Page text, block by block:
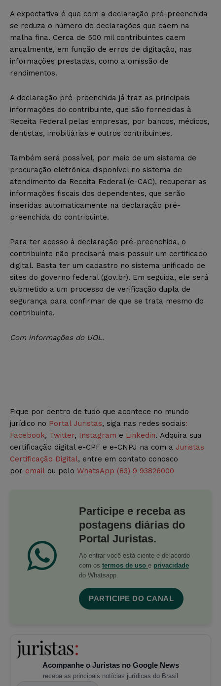
A expectativa é que com a declaração pré-preenchida
se reduza o número de declarações que caem na
malha fina. Cerca de 500 mil contribuintes caem
anualmente, em função de erros de digitação, nas
informações prestadas, como a omissão de
rendimentos.
A declaração pré-preenchida já traz as principais
informações do contribuinte, que são fornecidas à
Receita Federal pelas empresas, por bancos, médicos,
dentistas, imobiliárias e outros contribuintes.
Também será possível, por meio de um sistema de
procuração eletrônica disponível no sistema de
atendimento da Receita Federal (e-CAC), recuperar as
informações fiscais dos dependentes, que serão
inseridas automaticamente na declaração pré-
preenchida do contribuinte.
Para ter acesso à declaração pré-preenchida, o
contribuinte não precisará mais possuir um certificado
digital. Basta ter um cadastro no sistema unificado de
sites do governo federal (gov.br). Em seguida, ele será
submetido a um processo de verificação dupla de
segurança para confirmar de que se trata mesmo do
contribuinte.
Com informações do UOL.
Fique por dentro de tudo que acontece no mundo
jurídico no Portal Juristas, siga nas redes sociais:
Facebook, Twitter, Instagram e Linkedin. Adquira sua
certificação digital e-CPF e e-CNPJ na com a Juristas
Certificação Digital, entre em contato conosco
por email ou pelo WhatsApp (83) 9 93826000
Participe e receba as
postagens diárias do
Portal Juristas.
Ao entrar você está ciente e de acordo
com os termos de uso e privacidade
do Whatsapp.
PARTICIPE DO CANAL
Acompanhe o Juristas no Google News
receba as principais notícias jurídicas do Brasil